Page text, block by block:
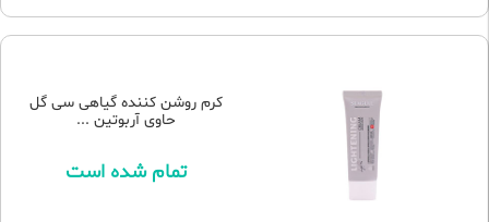
کرم روشن کننده گیاهی سی گل
حاوی آربوتین ...
تمام شده است